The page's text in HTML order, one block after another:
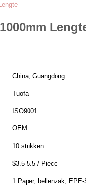
China, Guangdong
Tuofa
ISO9001
OEM
10 stukken
$3.5-5.5 / Piece
1.Paper, bellenzak,